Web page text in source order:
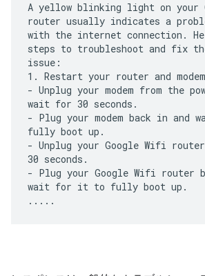
A yellow blinking light on your
router usually indicates a
with the internet connection.
steps to troubleshoot and fix
issue:
1. Restart your router and
- Unplug your modem from the
wait for 30 seconds.
- Plug your modem back in
fully boot up.
- Unplug your Google Wifi
30 seconds.
- Plug your Google Wifi router
wait for it to fully boot up.